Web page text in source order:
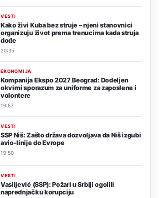
VESTI
Kako živi Kuba bez struje – njeni stanovnici
organizuju život prema trenucima kada struja
dođe
20:35
EKONOMIJA
Kompanija Ekspo 2027 Beograd: Dodeljen
okvirni sporazum za uniforme za zaposlene i
volontere
19:57
VESTI
SSP Niš: Zašto država dozvoljava da Niš izgubi
avio-linije do Evrope
19:50
VESTI
Vasiljević (SSP): Požari u Srbiji ogolili
naprednjačku korupciju